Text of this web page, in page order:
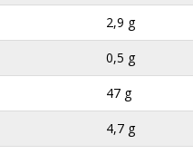
2,9 g
0,5 g
47 g
4,7 g